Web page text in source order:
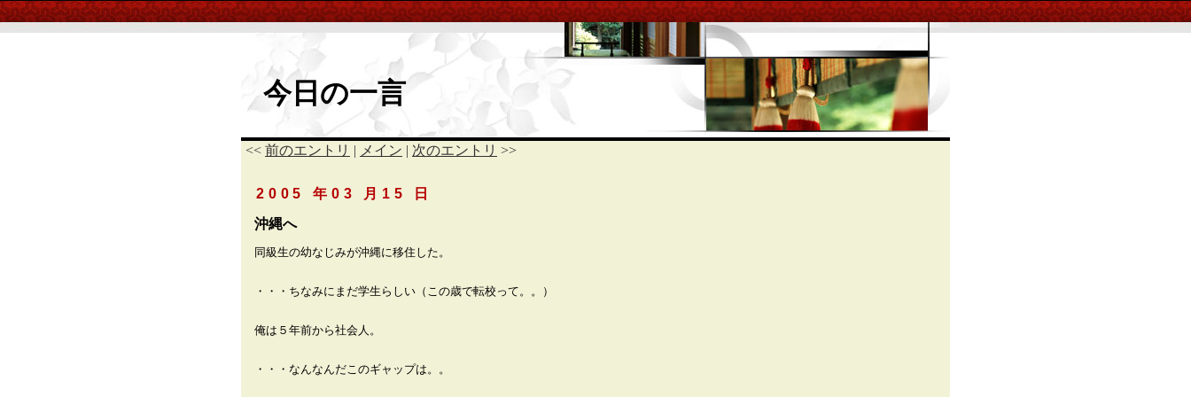
今日の一言
<< 前のエントリ | メイン | 次のエントリ >>
2005 年03 月15 日
沖縄へ
同級生の幼なじみが沖縄に移住した。
・・・ちなみにまだ学生らしい（この歳で転校って。。）
俺は５年前から社会人。
・・・なんなんだこのギャップは。。